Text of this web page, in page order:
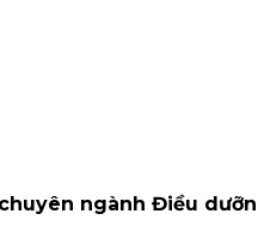
ngành Điều